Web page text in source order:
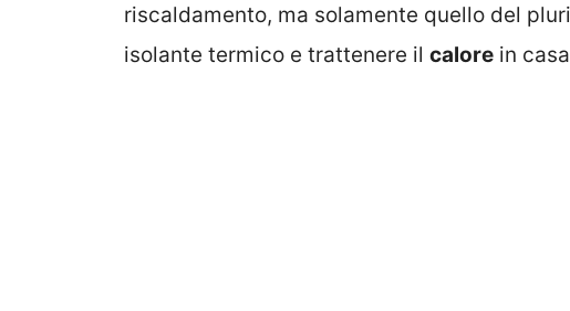
riscaldamento, ma solamente quello del
isolante termico e trattenere il calore in